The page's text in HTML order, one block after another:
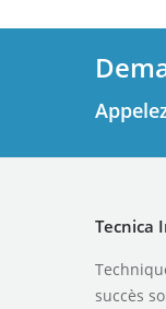
Tecnica
succès